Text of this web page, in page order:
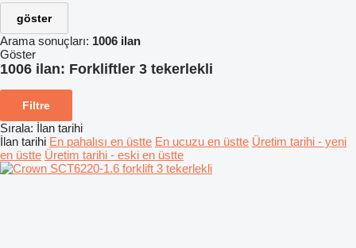
göster
Arama sonuçları: 1006 ilan
Göster
1006 ilan: Forkliftler 3 tekerlekli
Filtre
Sırala: İlan tarihi
İlan tarihi En pahalısı en üstte En ucuzu en üstte Üretim tarihi - yeni
en üstte Üretim tarihi - eski en üstte